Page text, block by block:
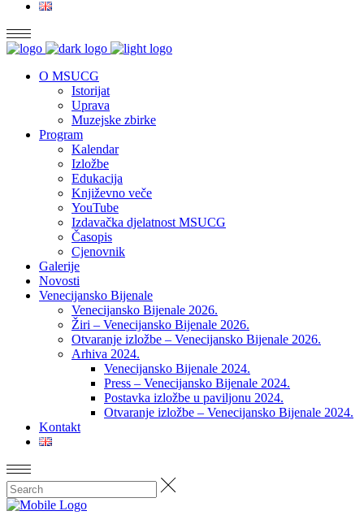
O MSUCG
Istorijat
Uprava
Muzejske zbirke
Program
Kalendar
Izložbe
Edukacija
Književno veče
YouTube
Izdavačka djelatnost MSUCG
Časopis
Cjenovnik
Galerije
Novosti
Venecijansko Bijenale
Venecijansko Bijenale 2026.
Žiri – Venecijansko Bijenale 2026.
Otvaranje izložbe – Venecijansko Bijenale 2026.
Arhiva 2024.
Venecijansko Bijenale 2024.
Press – Venecijansko Bijenale 2024.
Postavka izložbe u paviljonu 2024.
Otvaranje izložbe – Venecijansko Bijenale 2024.
Kontakt